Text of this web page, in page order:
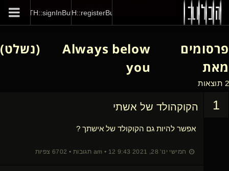
GENERAL::joinNow
AUTH::registerButton
AUTH::signInButton
פרסומים
מאת
Always below
you
(נשלט)
2 תוצאות
1 הקוקהולד של אשתי
אפשר להיות גם הקוקולד של אישתך ?
חמישי ינו' 28, 2021 9:43 am • 12 תגובות • 6702 צפיות